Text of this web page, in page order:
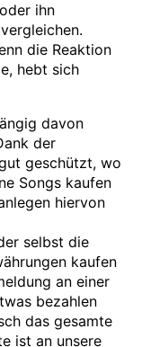
ihn
die Reaktion
hebt sich
davon
der
geschützt, wo
Songs kaufen
hiervon
selbst die
kaufen
an einer
bezahlen
das gesamte
ist an unsere